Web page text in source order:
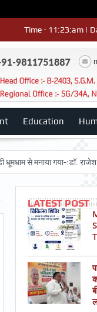
Time - 11:23:am |
Education
गया-:डॉ. राजेश भाटिया
LATEST POST